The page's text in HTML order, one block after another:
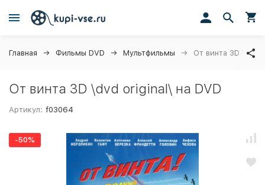
Главная Фильмы DVD Мультфильмы От винта 3D \dvd
От винта 3D \dvd original\ на DVD
Артикул: f03064
-50%